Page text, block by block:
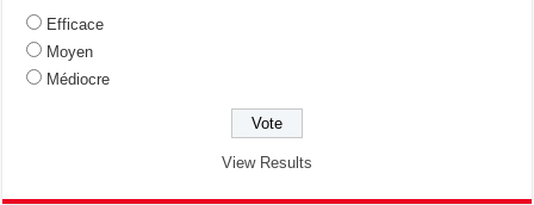
Efficace
Moyen
Médiocre
View Results